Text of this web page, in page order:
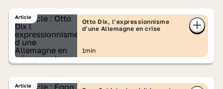
Article
Otto Dix, l’expressionnisme
d’une Allemagne en crise
1min
Article